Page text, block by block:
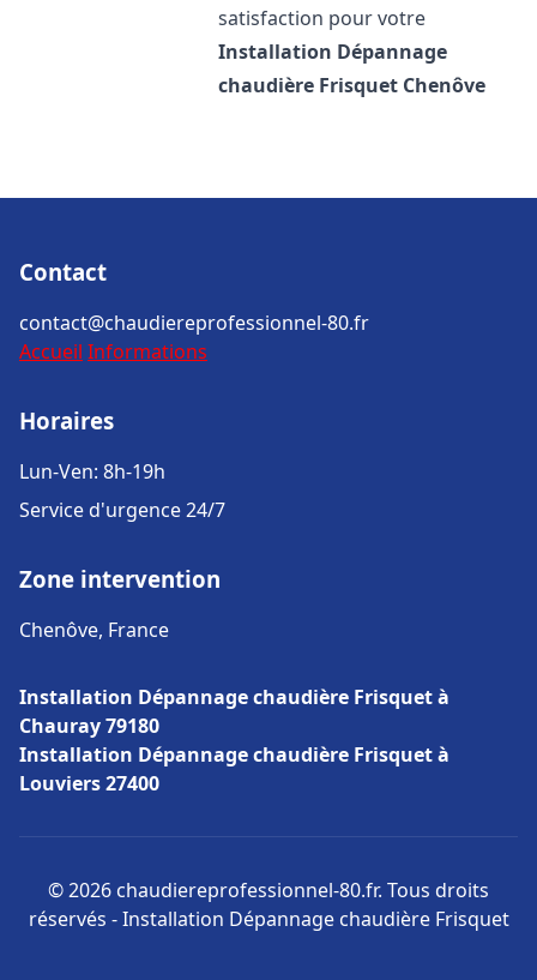
satisfaction pour votre
Installation Dépannage
chaudière Frisquet Chenôve
Contact
contact@chaudiereprofessionnel-80.fr
Accueil Informations
Horaires
Lun-Ven: 8h-19h
Service d'urgence 24/7
Zone intervention
Chenôve, France
Installation Dépannage chaudière Frisquet à
Chauray 79180
Installation Dépannage chaudière Frisquet à
Louviers 27400
© 2026 chaudiereprofessionnel-80.fr. Tous droits
réservés - Installation Dépannage chaudière Frisquet